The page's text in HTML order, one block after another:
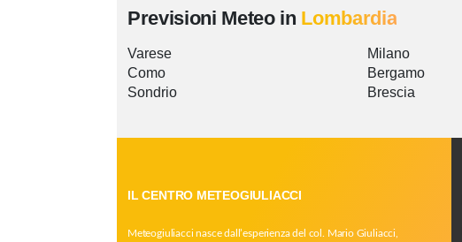
Previsioni Meteo in Lombardia
Varese
Como
Sondrio
Milano
Bergamo
Brescia
IL CENTRO METEOGIULIACCI
Meteogiuliacci nasce dall’esperienza del col. Mario Giuliacci,